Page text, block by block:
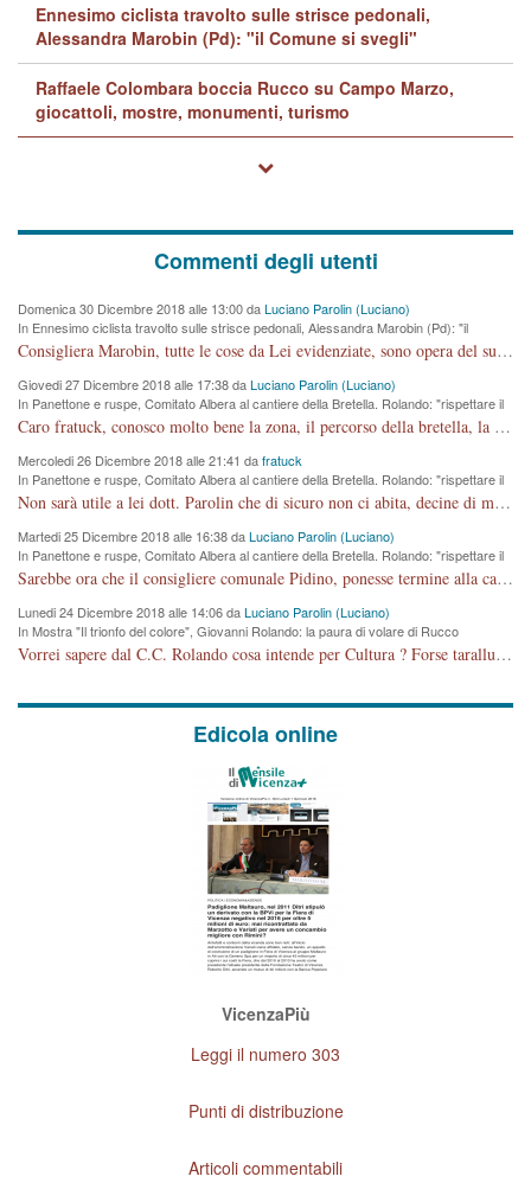
Ennesimo ciclista travolto sulle strisce pedonali,
Alessandra Marobin (Pd): "il Comune si svegli"
Raffaele Colombara boccia Rucco su Campo Marzo,
giocattoli, mostre, monumenti, turismo
Commenti degli utenti
Domenica 30 Dicembre 2018 alle 13:00 daLuciano Parolin (Luciano)
In Ennesimo ciclista travolto sulle strisce pedonali, Alessandra Marobin (Pd): "il
Comune si svegli"
Consigliera Marobin, tutte le cose da Lei evidenziate, sono opera del suo ex Assessore e compagno di Partito Antonio Marco Dalla Pozza Assessore alla "progettazione" di piste ciclabili e altre porcherie. A lui manderei il conto da saldare per incidenti e danni alle persone. E' ora che "finiamola." Avete perso rassegnatevi. qui IL SINDACO RUCCO NON C'ENTRA PER NIENTE. CAPITO!!!!!!!! Amen.
Giovedi 27 Dicembre 2018 alle 17:38 daLuciano Parolin (Luciano)
In Panettone e ruspe, Comitato Albera al cantiere della Bretella. Rolando: "rispettare il
cronoprogramma"
Caro fratuck, conosco molto bene la zona, il percorso della bretella, la situazione dei cittadini, abito in Viale Trento. A partire dal 2003 ho partecipato al Comitato di Maddalene pro bretella, e a riunioni propositive per apportare modifiche al progetto. Numerose mie foto del territorio sono arrivate a Roma, altri miei interventi (non graditi dalla Sx) sono stati pubblicati dal GdV, assieme ad altri come Ciro Asproso, ora favorevole alla bretella. Ho partecipato alla raccolta firme per la chiusura della strada x 5 giorni eseguita dal Sindaco Hullwech per sforamento 180 Micro/g. Pertanto come impegno per la tematica sono apposto con la coscienza. Ora il Progetto è partito, fine! Voglio dire che la nuova Giunta "comunale" non c'entra più. L'opera sarà "malauguratamente" eseguita, ma non con il mio placet. Il Consigliere Comunale dovrebbe capire che la campagna elettorale è finita, con buona pace di tutti. Quello che invece dovrebbe interessare è la proprietà della strada, dall'uscita autostradale Ovest, sino alla Rotatoria dell'Albara, vi sono tre possessori: Autostrade SpA; La Provincia, il Comune. Come la mettiamo per il futuro ? I costi, da 50 sono saliti a 100 milioni di € come dire 20 milioni a KM (!) da non credere. Comunque si farà. Ma nessuno canti Vittoria, anzi meglio non farne un ulteriore fatto "partitico" per questioni elettorali o di seggio. Se mi manda la sua mail, sono disponibile ad inviare i documenti e le foto sopra descritte. Con ossequi, Luciano Parolin
Mercoledi 26 Dicembre 2018 alle 21:41 dafratuck
In Panettone e ruspe, Comitato Albera al cantiere della Bretella. Rolando: "rispettare il
cronoprogramma"
Non sarà utile a lei dott. Parolin che di sicuro non ci abita, decine di migliaia di TIR, automobili e padroncini che passano quotidianamente per una strada appena rotabile, non è più possibile stendere i panni, attraversare la strada senza rischiare la morte, le case stanno crepando, i tempi sono cambiati e la bretella non passerà assolutamente per maddalene (ma cosa sta a dire?!), dia invece responsabilità a chi ha costruito tagliando la strada che doveva invece terminare a isola vicentina e non al moracchino lasciando Motta di Costabissara ancora in panne di traffico. I tempi sono cambiati dottore e se l'anagrafe della vita stagna nell'essere umano impressioni conservatrici, la società non le considera perchè va avanti, si industrializza e ha bisogno di infrastrutture e di sviluppo. Ultima considerazione, se è geloso di Rolando perchè vede in lui solo campagne politiche mentre si difendono i SOLI diritti dei cittadini, la preghiamo faccia considerazioni più appropriate. Saluti e complimenti per i suoi scritti.
Martedi 25 Dicembre 2018 alle 16:38 daLuciano Parolin (Luciano)
In Panettone e ruspe, Comitato Albera al cantiere della Bretella. Rolando: "rispettare il
cronoprogramma"
Sarebbe ora che il consigliere comunale Pidino, ponesse termine alla campagna elettorale nel territorio del suo seggio Villaggio del Sole. La tiraca è iniziata, distruggerà 6 km di prateria ovest della città, ricca di fonti e sorgenti d'acqua. I cittadini di Maddalene non avranno più Pace la notte. Molta colpa per la costruzione di questa Strada è proprio del signor Rolando,dei suoi gazebo mobili e che vuol far passare questa opera VANDALICA come progetto "utile" a chi ? Non è cosa seria sig. Rolando!
Lunedi 24 Dicembre 2018 alle 14:06 daLuciano Parolin (Luciano)
In Mostra "Il trionfo del colore", Giovanni Rolando: la paura di volare di Rucco
Vorrei sapere dal C.C. Rolando cosa intende per Cultura ? Forse tarallucci, vino e sagre, o spaghetti tricolori del PD ? Il continuo (s)parlare della mostra a Palazzo Chiericati caro consigliere DANNEGGIA FORTEMENTE l'immagine della città TUTTA e fa deviare i consensi che in RUSSIA (badi bene ex U.R.S.S.) sono ECCELLENTI. A livello artistico l'evento è di alta Valenza culturale, COMPITO di Tutta la Cittadinanza fare il possibile per propagandare l'iniziativa senza farne UN CASO PARTITICO come fa Lei da sempre. Meno Gazebo + Partecipazione! E così sia. Amen.
Edicola online
VicenzaPiù
Leggi il numero 303
Punti di distribuzione
Articoli commentabili